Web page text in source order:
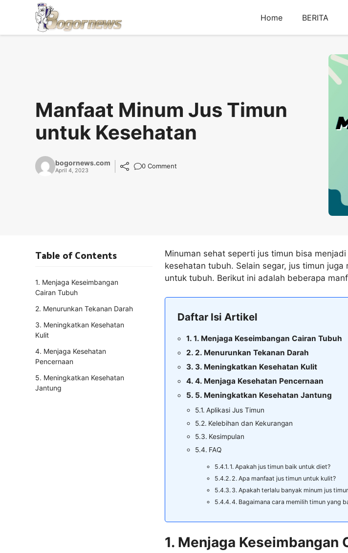
Home BERITA
Manfaat Minum Jus Timun
untuk Kesehatan
bogornews.com
April 4, 2023
0 Comment
Minuman sehat seperti jus timun bisa
kesehatan tubuh. Selain segar, jus timun
untuk tubuh. Berikut ini adalah beberapa
Daftar Isi Artikel
1. Menjaga Keseimbangan Cairan Tubuh
2. Menurunkan Tekanan Darah
3. Meningkatkan Kesehatan Kulit
4. Menjaga Kesehatan Pencernaan
5. Meningkatkan Kesehatan Jantung
Aplikasi Jus Timun
Kelebihan dan Kekurangan
Kesimpulan
FAQ
1. Apakah jus timun baik untuk diet?
2. Apa manfaat jus timun untuk kulit?
3. Apakah terlalu banyak minum jus
4. Bagaimana cara memilih timun yang
1. Menjaga Keseimbangan
Table of Contents
1. Menjaga Keseimbangan
Cairan Tubuh
2. Menurunkan Tekanan Darah
3. Meningkatkan Kesehatan
Kulit
4. Menjaga Kesehatan
Pencernaan
5. Meningkatkan Kesehatan
Jantung